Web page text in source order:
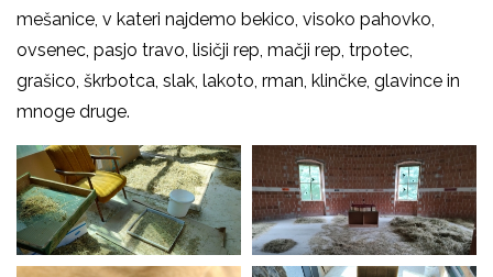
mešanice, v kateri najdemo bekico, visoko pahovko,
ovsenec, pasjo travo, lisičji rep, mačji rep, trpotec,
grašico, škrbotca, slak, lakoto, rman, klinčke, glavince in
mnoge druge.